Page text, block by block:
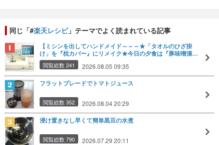
同じ「#楽天レシピ」テーマでよく読まれている記事
【ミシンを出してハンドメイド～～～★「タオルのひざ掛
け」を『枕カバー』にリメイク★今日の夕食は『豚味噌漬…
閲覧総数 241 2026.08.05 09:35
フラットブレードでトマトジュース
閲覧総数 352 2026.08.04 20:29
浸け置きなし早くて簡単黒豆の水煮
閲覧総数 790 2026.07.29 20:11